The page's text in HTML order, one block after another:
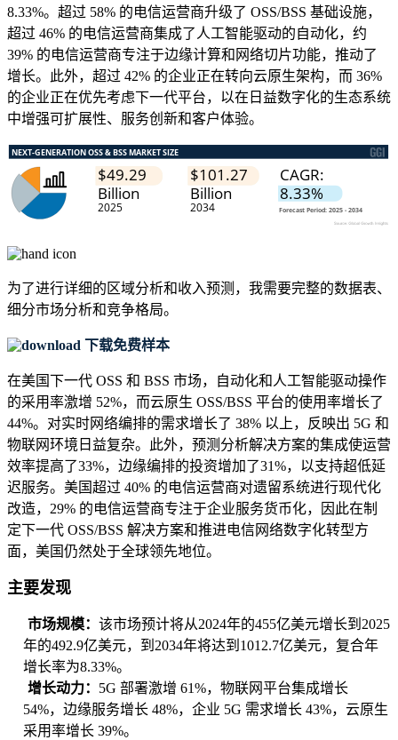
8.33%。超过 58% 的电信运营商升级了 OSS/BSS 基础设施，
超过 46% 的电信运营商集成了人工智能驱动的自动化，约
39% 的电信运营商专注于边缘计算和网络切片功能，推动了
增长。此外，超过 42% 的企业正在转向云原生架构，而 36%
的企业正在优先考虑下一代平台，以在日益数字化的生态系统
中增强可扩展性、服务创新和客户体验。
为了进行详细的区域分析和收入预测，我需要完整的数据表、
细分市场分析和竞争格局。
下载免费样本
在美国下一代 OSS 和 BSS 市场，自动化和人工智能驱动操作
的采用率激增 52%，而云原生 OSS/BSS 平台的使用率增长了
44%。对实时网络编排的需求增长了 38% 以上，反映出 5G 和
物联网环境日益复杂。此外，预测分析解决方案的集成使运营
效率提高了33%，边缘编排的投资增加了31%，以支持超低延
迟服务。美国超过 40% 的电信运营商对遗留系统进行现代化
改造，29% 的电信运营商专注于企业服务货币化，因此在制
定下一代 OSS/BSS 解决方案和推进电信网络数字化转型方
面，美国仍然处于全球领先地位。
主要发现
市场规模： 该市场预计将从2024年的455亿美元增长到2025
年的492.9亿美元，到2034年将达到1012.7亿美元，复合年
增长率为8.33%。
增长动力： 5G 部署激增 61%，物联网平台集成增长
54%，边缘服务增长 48%，企业 5G 需求增长 43%，云原生
采用率增长 39%。